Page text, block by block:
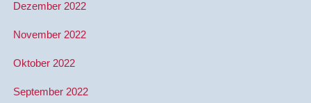
Dezember 2022
November 2022
Oktober 2022
September 2022